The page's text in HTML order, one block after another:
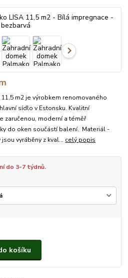
m2 je výrobkem renomovaného
sídlo v Estonsku. Kvalitní
zaručenou, moderní a téměř
do oken součástí balení. Materiál -
vyráběny z kval... celý popis
do 3-7 týdnů.
košíku